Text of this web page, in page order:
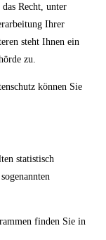
Recht, unter
Ihrer
steht Ihnen ein
zu.
können Sie
statistisch
finden Sie in